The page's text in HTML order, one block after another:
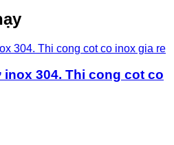
304. Thi cong cot co